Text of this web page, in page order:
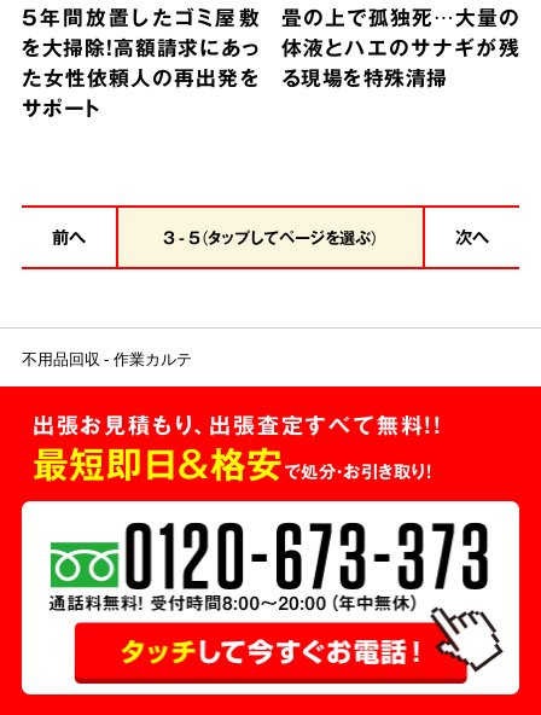
5年間放置したゴミ屋敷
を大掃除！高額請求にあっ
た女性依頼人の再出発を
サポート
畳の上で孤独死…大量の
体液とハエのサナギが残
る現場を特殊清掃
前へ 3 - 5（タップしてページを選ぶ） 次へ
不用品回収 作業カルテ
出張お見積もり、出張査定すべて無料!!
最短即日＆格安で処分・お引き取り！